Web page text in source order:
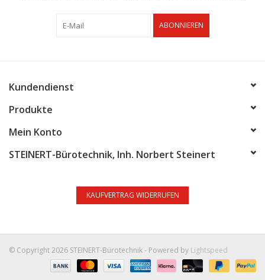
ABONNIEREN
Kundendienst
Produkte
Mein Konto
STEINERT-Bürotechnik, Inh. Norbert Steinert
KAUFVERTRAG WIDERRUFEN
© Copyright 2026 STEINERT-Bürotechnik - Powered by Lightspeed